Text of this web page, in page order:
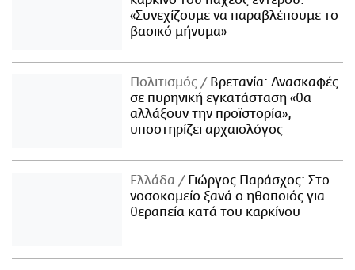
«Συνεχίζουμε να παραβλέπουμε το
βασικό μήνυμα»
Πολιτισμός
Βρετανία: Ανασκαφές
σε πυρηνική εγκατάσταση «θα
αλλάξουν την προϊστορία»,
υποστηρίζει αρχαιολόγος
Ελλάδα
Γιώργος Παράσχος: Στο
νοσοκομείο ξανά ο ηθοποιός για
θεραπεία κατά του καρκίνου